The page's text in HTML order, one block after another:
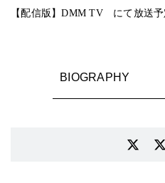
【配信版】DMM TV にて放送予
BIOGRAPHY